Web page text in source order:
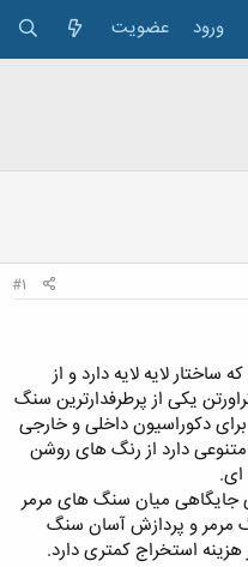
ورود عضویت
#1
لایه لایه دارد و از
یکی از پرطرفدارترین سنگ
دکوراسیون داخلی و خارجی
دارد از رنگ های روشن
ای.
جایگاهی میان سنگ های مرمر
مرمر و پردازش آسان سنگ
استخراج کمتری دارد.